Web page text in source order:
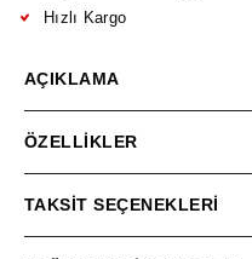
Hızlı Kargo
AÇIKLAMA
ÖZELLIKLER
TAKSIT SEÇENEKLERI